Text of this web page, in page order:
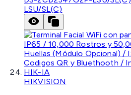
LSU/SL(C)
HIKVISION